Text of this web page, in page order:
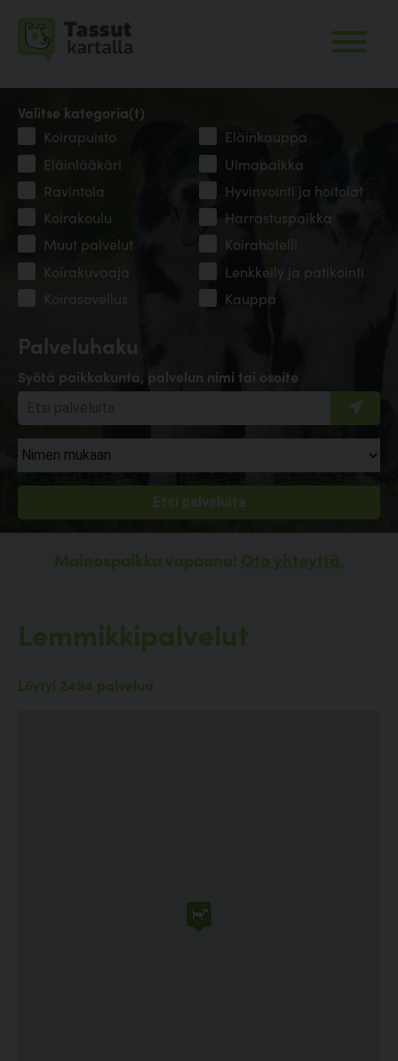
Palveluhaku
Syötä paikkakunta, palvelun nimi tai osoite
Valitse kategoria(t)
Koirapuisto
Eläinkauppa
Eläinlääkäri
Uimapaikka
Ravintola
Hyvinvointi ja hoitolat
Koirakoulu
Harrastuspaikka
Muut palvelut
Koirahotelli
Koirakuvaaja
Lenkkeily ja patikointi
Koirasovellus
Kauppa
Mainospaikka vapaana! Ota yhteyttä.
Lemmikkipalvelut
Löytyi 2494 palvelua